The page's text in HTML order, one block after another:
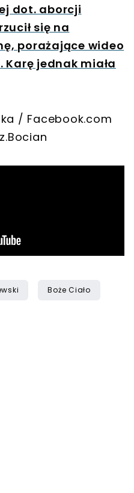
dot. aborcji
się na
porażające wideo
Karę jednak miała
/ Facebook.com
Boże Ciało